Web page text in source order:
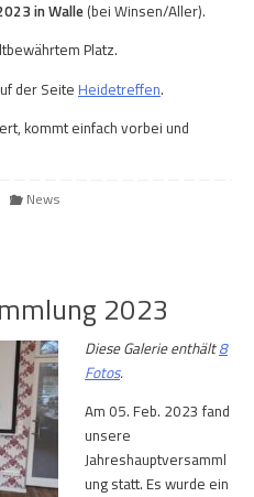
in Walle (bei Winsen/Aller).
Platz.
der Seite Heidetreffen.
kommt einfach vorbei und
News
2023
Diese Galerie enthält8
Fotos.
Am 05. Feb. 2023 fand
unsere
Jahreshauptversamml
ung statt. Es wurde ein